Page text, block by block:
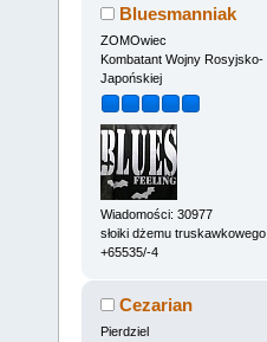
Bluesmanniak
ZOMOwiec
Kombatant Wojny Rosyjsko-
Japońskiej
Wiadomości: 30977
słoiki dżemu truskawkowego
+65535/-4
Cezarian
Pierdziel